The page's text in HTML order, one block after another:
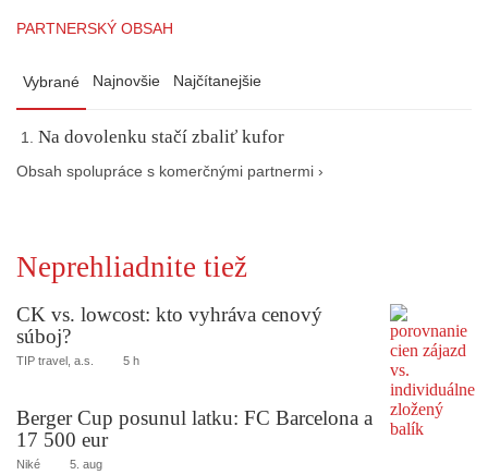
PARTNERSKÝ OBSAH
Vybrané Najnovšie Najčítanejšie
Na dovolenku stačí zbaliť kufor
Obsah spolupráce s komerčnými partnermi ›
Neprehliadnite tiež
CK vs. lowcost: kto vyhráva cenový
súboj?
TIP travel, a.s. 5 h
Berger Cup posunul latku: FC Barcelona a
17 500 eur
Niké 5. aug